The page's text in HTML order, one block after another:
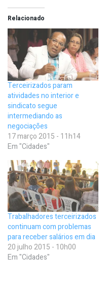
Relacionado
Terceirizados param
atividades no interior e
sindicato segue
intermediando as
negociações
17 março 2015 - 11h14
Em "Cidades"
Trabalhadores terceirizados
continuam com problemas
para receber salários em dia
20 julho 2015 - 10h00
Em "Cidades"